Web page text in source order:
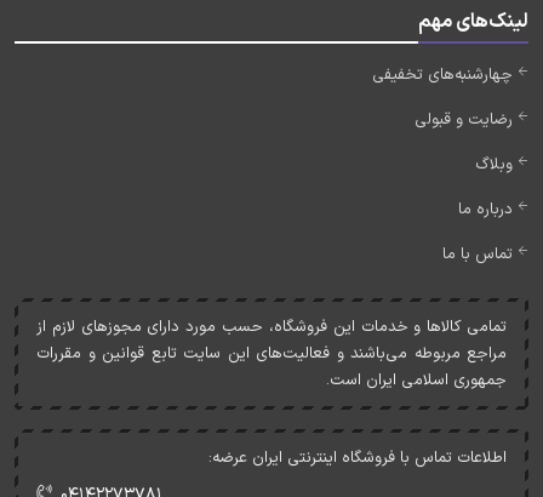
لینک‌های مهم
چهارشنبه‌های تخفیفی
رضایت و قبولی
وبلاگ
درباره ما
تماس با ما
تمامی کالاها و خدمات اين فروشگاه، حسب مورد دارای مجوزهای لازم از
مراجع مربوطه می‌باشند و فعاليت‌های اين سايت تابع قوانين و مقررات
جمهوری اسلامی ايران است.
اطلاعات تماس با فروشگاه اینترنتی ایران عرضه: